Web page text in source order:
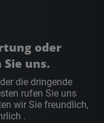
oder
uns.
die dringende
rufen Sie uns
wir Sie freundlich,
.